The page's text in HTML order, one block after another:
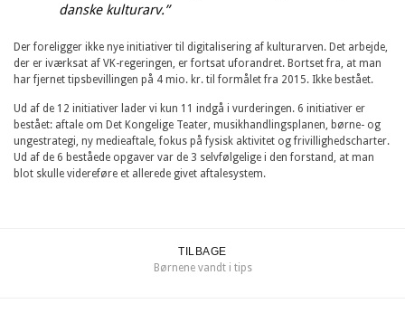
danske kulturarv.”
Der foreligger ikke nye initiativer til digitalisering af kulturarven. Det arbejde,
der er iværksat af VK-regeringen, er fortsat uforandret. Bortset fra, at man
har fjernet tipsbevillingen på 4 mio. kr. til formålet fra 2015. Ikke bestået.
Ud af de 12 initiativer lader vi kun 11 indgå i vurderingen. 6 initiativer er
bestået: aftale om Det Kongelige Teater, musikhandlingsplanen, børne- og
ungestrategi, ny medieaftale, fokus på fysisk aktivitet og frivillighedscharter.
Ud af de 6 beståede opgaver var de 3 selvfølgelige i den forstand, at man
blot skulle videreføre et allerede givet aftalesystem.
TILBAGE
Børnene vandt i tips